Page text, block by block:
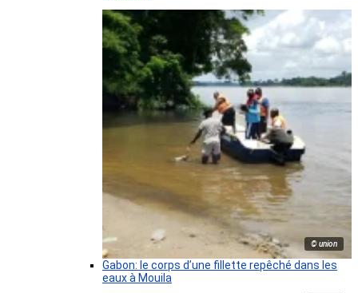
© union
Gabon: le corps d’une fillette repêché dans les
eaux à Mouila